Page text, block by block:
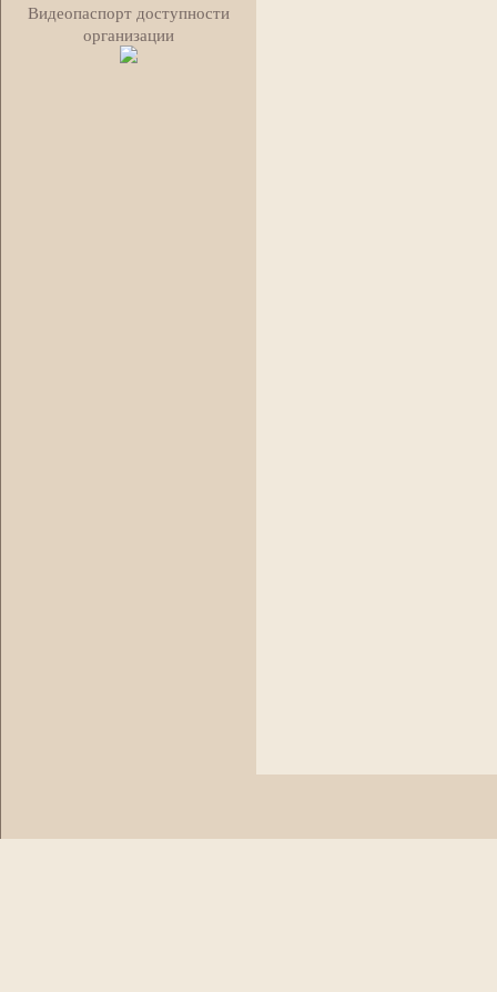
Видеопаспорт доступности
организации